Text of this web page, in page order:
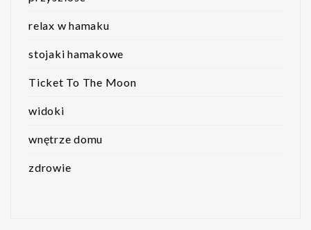
relax w hamaku
stojaki hamakowe
Ticket To The Moon
widoki
wnętrze domu
zdrowie